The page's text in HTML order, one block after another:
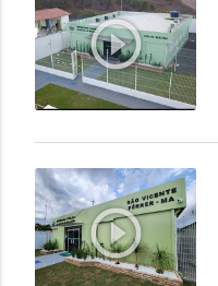
play_circle_outline
play_circle_outline